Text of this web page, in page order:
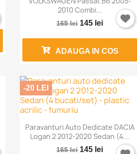
2010 Combi...
165 lei 145 lei
ADAUGA IN COS
 Vizualizare rapida
Paravanturi Auto Dedicate DACIA
Logan 2 2012-2020 Sedan (4...
165 lei 145 lei
-20 LEI